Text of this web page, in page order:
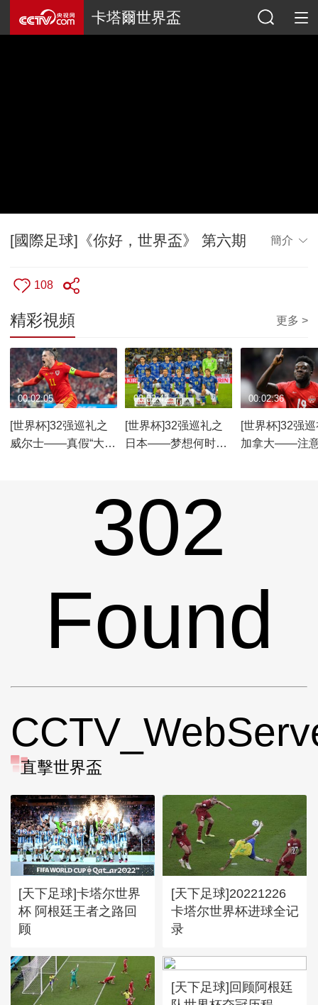
卡塔爾世界盃
[國際足球]《你好，世界盃》 第六期 簡介
108
精彩視頻 更多 >
[世界杯]32强巡礼之
威尔士——真假“大
00:02:05
[世界杯]32强巡礼之
日本——梦想何时照
00:02:42
[世界杯]32强
加拿大——注
00:02:36
302
Found
直擊世界盃
[天下足球]卡塔尔世界
杯 阿根廷王者之路回
顾
[天下足球]20221226
卡塔尔世界杯进球全记
录
[天下足球]回顾阿根廷